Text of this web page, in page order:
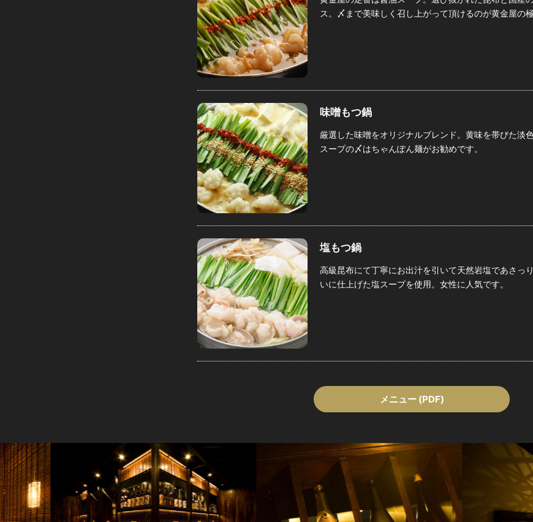
ス。〆まで美味しく召し上がって頂けるのが黄金屋の極
味噌もつ鍋
厳選した味噌をオリジナルブレンド。黄味を帯びた淡
スープの〆はちゃんぽん麺がお勧めです。
塩もつ鍋
高級昆布にて丁寧にお出汁を引いて天然岩塩であさっ
いに仕上げた塩スープを使用。女性に人気です。
メニュー (PDF)